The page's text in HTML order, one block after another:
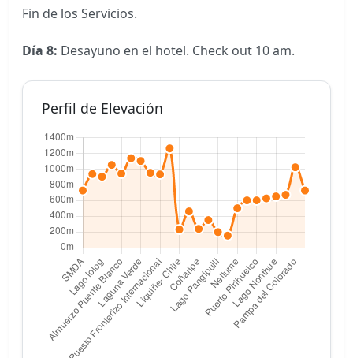
Fin de los Servicios.
Día 8: Desayuno en el hotel. Check out 10 am.
Perfil de Elevación